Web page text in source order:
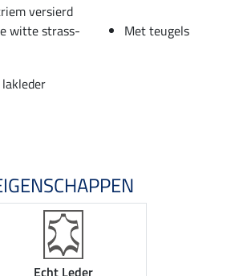
versierd
witte strass-
Met teugels